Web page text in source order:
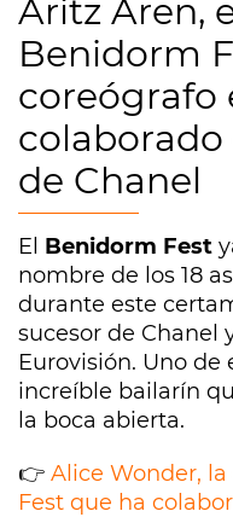
Aritz Aren,
Benidorm
coreógrafo
de Chanel
El Benidorm Fest
nombre de los 18
durante este
sucesor de Chanel
Eurovisión. Uno de
increíble bailarín
la boca abierta.
👉 Alice Wonder,
Fest que ha